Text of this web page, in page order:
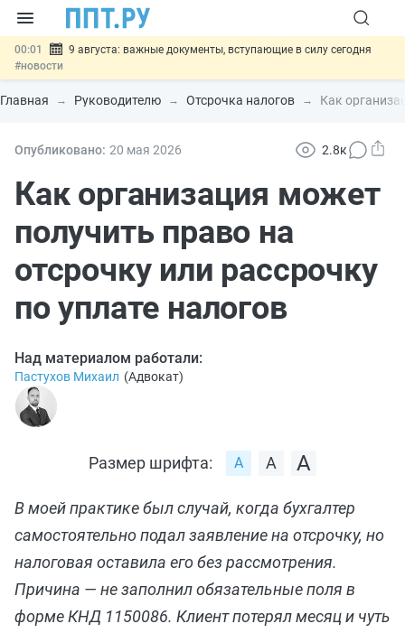
00:01
9 августа: важные документы, вступающие в силу сегодня
#новости
07.08 Подписан закон о блокировке продажи опасных товаров через
«Честный знак»#новости
07.08 Госпошлину за устранение ошибок в документах предлагают
07.08
отношений
#новости
Главная Руководителю Отсрочка налогов Как
Опубликовано: 20 мая 2026 2.8к
Как организация может
получить право на
отсрочку или рассрочку
по уплате налогов
Над материалом работали:
Пастухов Михаил (Адвокат)
Размер шрифта:
В моей практике был случай, когда бухгалтер
самостоятельно подал заявление на отсрочку, но
налоговая оставила его без рассмотрения.
Причина — не заполнил обязательные поля в
форме КНД 1150086. Клиент потерял месяц и чуть